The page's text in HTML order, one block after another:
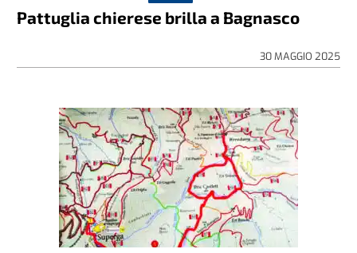
Pattuglia chierese brilla a Bagnasco
30 MAGGIO 2025